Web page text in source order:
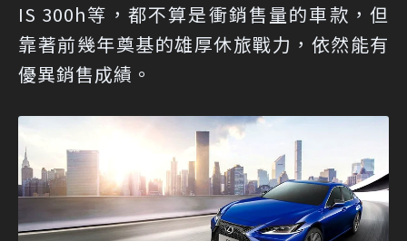
IS 300h等，都不算是衝銷售量的車款，但
靠著前幾年奠基的雄厚休旅戰力，依然能有
優異銷售成績。